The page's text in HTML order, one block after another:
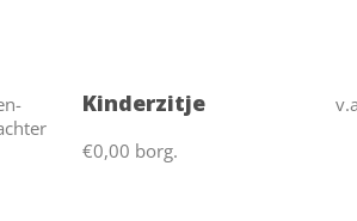
Kinderzitje
€0,00 borg.